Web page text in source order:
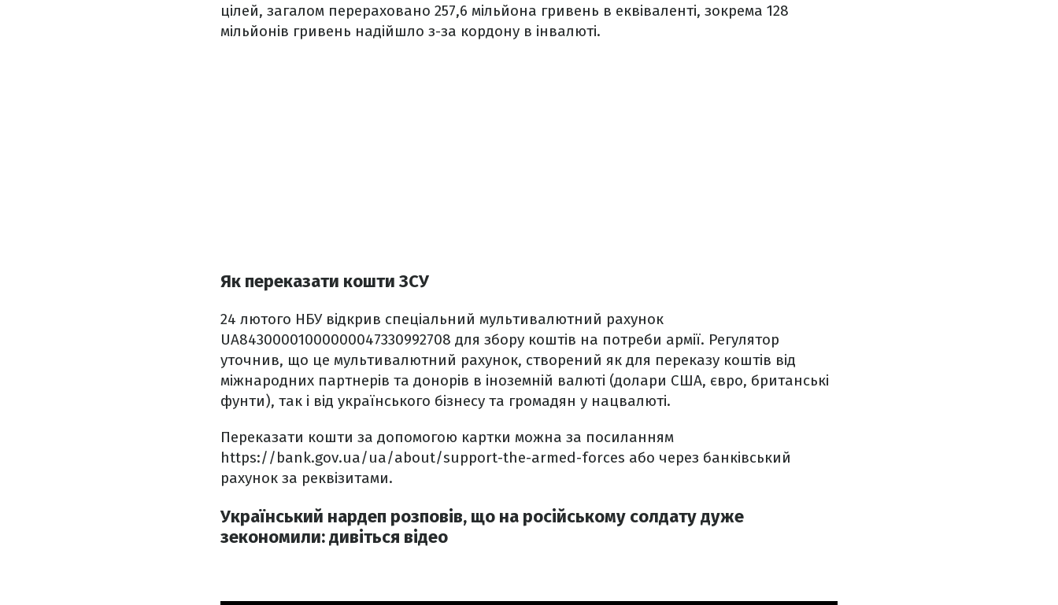
цілей, загалом перераховано 257,6 мільйона гривень в еквіваленті, зокрема 128
мільйонів гривень надійшло з-за кордону в інвалюті.
Як переказати кошти ЗСУ
24 лютого НБУ відкрив спеціальний мультивалютний рахунок
UA84300001000000047330992708 для збору коштів на потреби армії. Регулятор
уточнив, що це мультивалютний рахунок, створений як для переказу коштів від
міжнародних партнерів та донорів в іноземній валюті (долари США, євро, британські
фунти), так і від українського бізнесу та громадян у нацвалюті.
Переказати кошти за допомогою картки можна за посиланням
https://bank.gov.ua/ua/about/support-the-armed-forces або через банківський
рахунок за реквізитами.
Український нардеп розповів, що на російському солдату дуже
зекономили: дивіться відео